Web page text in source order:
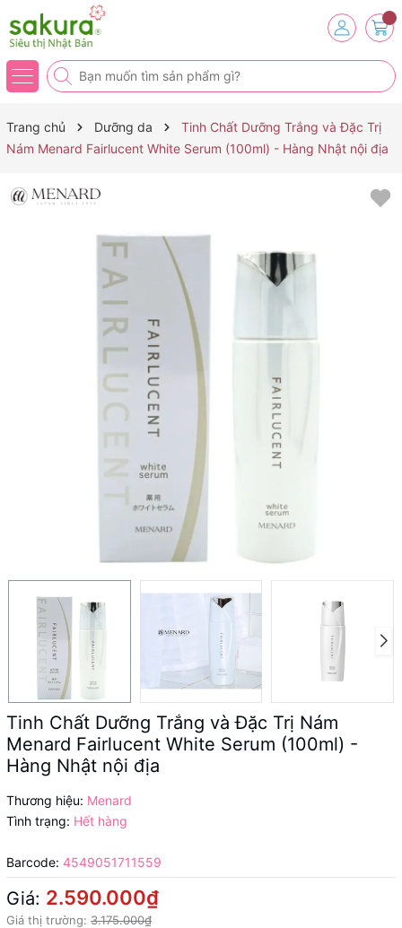
Trang chủ Dưỡng da
Tinh Chất Dưỡng Trắng và Đặc Trị
Nám Menard Fairlucent White Serum (100ml) - Hàng Nhật nội địa
Tinh Chất Dưỡng Trắng và Đặc Trị Nám
Menard Fairlucent White Serum (100ml) -
Hàng Nhật nội địa
Thương hiệu: Menard
Tình trạng: Hết hàng
Barcode: 4549051711559
Giá: 2.590.000₫
Giá thị trường: 3.175.000₫